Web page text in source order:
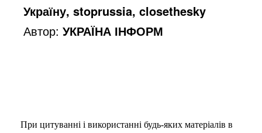
d
Україну, stoprussia, closethesky
Автор:УКРАЇНА ІНФОРМ
При цитуванні і використанні будь-яких матеріалів в